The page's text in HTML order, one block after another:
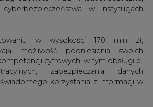
w instytucjach
w wysokości 170 mln zł,
możliwość podniesienia swoich
cyfrowych, w tym obsługi e-
zabezpieczania danych
korzystania z informacji w